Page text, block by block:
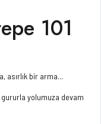
101
asırlık bir arma...
gururla yolumuza devam